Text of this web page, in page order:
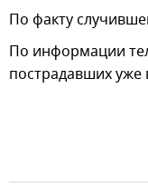
По факту
По информации
пострадавших уже